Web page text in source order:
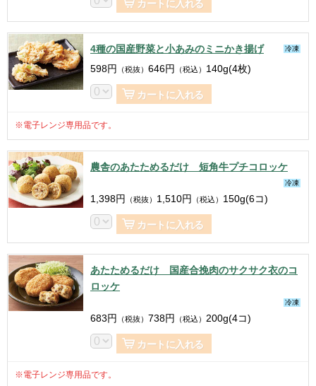
カートに入れる
4種の国産野菜と小あみのミニかき揚げ 冷凍
598円 （税抜） 646円 （税込） 140g(4枚)
カートに入れる
※電子レンジ専用品です。
農舎のあたためるだけ 短角牛プチコロッケ
冷凍
1,398円 （税抜） 1,510円 （税込） 150g(6コ)
カートに入れる
あたためるだけ 国産合挽肉のサクサク衣のコ
ロッケ
冷凍
683円 （税抜） 738円 （税込） 200g(4コ)
カートに入れる
※電子レンジ専用品です。